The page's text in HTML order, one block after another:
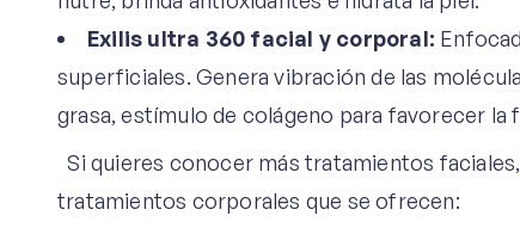
Exilis ultra 360 facial y corporal:
superficiales. Genera vibración de las
grasa, estímulo de colágeno para favorecer la
Si quieres conocer más tratamientos faciales,
tratamientos corporales que se ofrecen: